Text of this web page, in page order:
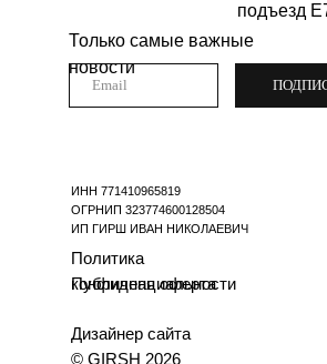
Только самые важные
новости
Политика
конфиденциальности
© GIRSH 2026
Дизайнер сайта
подъезд
ИНН 771410965819
ОГРНИП 323774600128504
ИП ГИРШ ИВАН НИКОЛАЕВИЧ
Публичная оферта